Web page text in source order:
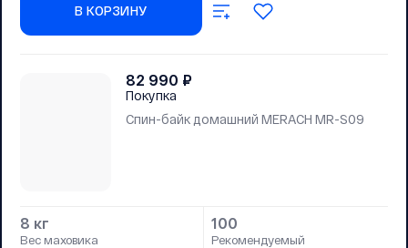
В КОРЗИНУ
82 990 ₽
Покупка
Спин-байк домашний MERACH MR-S09
8 кг
Вес маховика
100
Рекомендуемый